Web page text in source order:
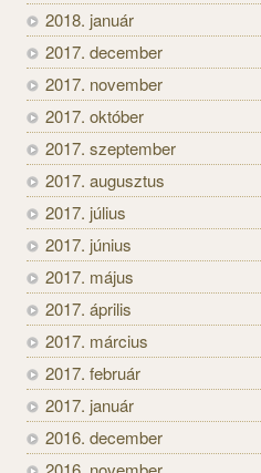
2018. január
2017. december
2017. november
2017. október
2017. szeptember
2017. augusztus
2017. július
2017. június
2017. május
2017. április
2017. március
2017. február
2017. január
2016. december